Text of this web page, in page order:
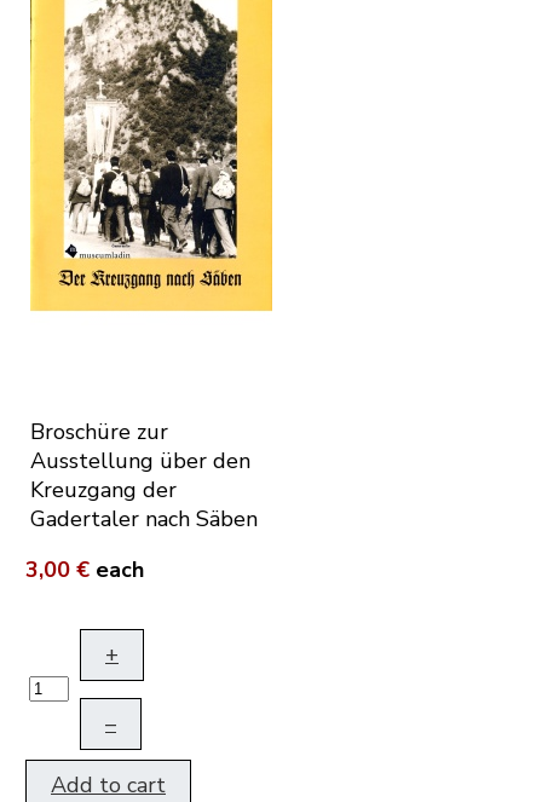
Broschüre zur
Ausstellung über den
Kreuzgang der
Gadertaler nach Säben
3,00 € each
+
–
Add to cart